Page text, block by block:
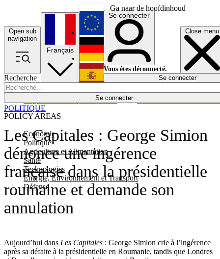
Ga naar de hoofdinhoud
Open sub
navigation
Close menu
Recherche
Se connecter
POLICY AREAS
Economie
Politique
Agriculture et Alimentation
Santé
Technologies
Energie, Environnement et Transport
Défense
Économie
Français
English
Deutsch
Español
Se connecter
Vous êtes déconnecté.
Se connecter
Les Capitales : George Simion
dénonce une ingérence
française dans la présidentielle
roumaine et demande son
annulation
Aujourd’hui dans Les Capitales : George Simion crie à l’ingérence
après sa défaite à la présidentielle en Roumanie, tandis que Londres
POLITIQUE